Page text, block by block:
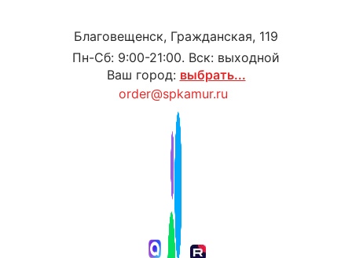
Благовещенск, Гражданская, 119
Пн-Сб: 9:00-21:00. Вск: выходной
Ваш город: выбрать...
order@spkamur.ru